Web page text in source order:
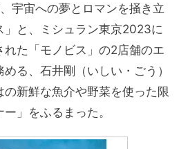
宇宙への夢とロマンを掻き立
」と、ミシュラン東京2023に
た「モノビス」の2店舗のエ
る、石井剛（いしい・ごう）
新鮮な魚介や野菜を使った限
」をふるまった。